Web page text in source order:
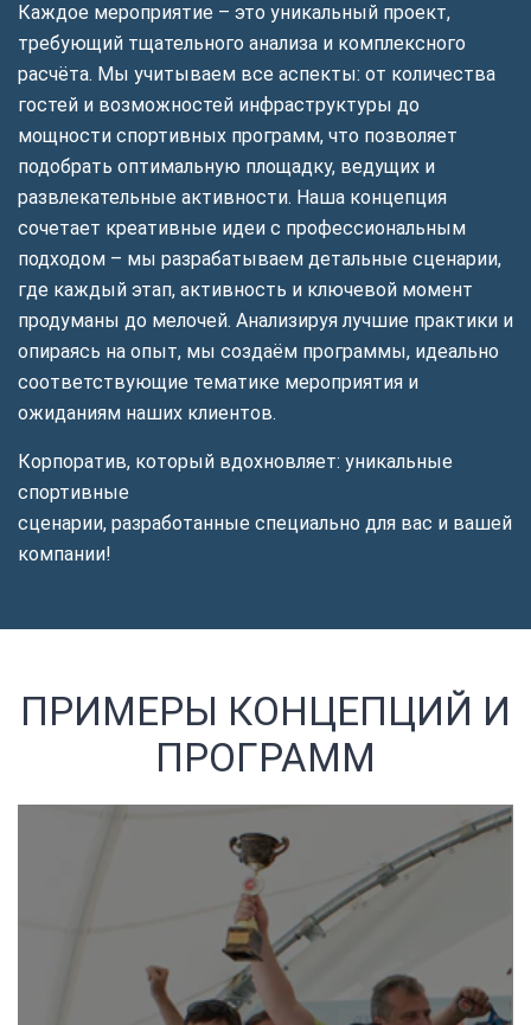
Каждое мероприятие – это уникальный проект,
требующий тщательного анализа и комплексного
расчёта. Мы учитываем все аспекты: от количества
гостей и возможностей инфраструктуры до
мощности спортивных программ, что позволяет
подобрать оптимальную площадку, ведущих и
развлекательные активности. Наша концепция
сочетает креативные идеи с профессиональным
подходом – мы разрабатываем детальные сценарии,
где каждый этап, активность и ключевой момент
продуманы до мелочей. Анализируя лучшие практики и
опираясь на опыт, мы создаём программы, идеально
соответствующие тематике мероприятия и
ожиданиям наших клиентов.
Корпоратив, который вдохновляет: уникальные
спортивные
сценарии, разработанные специально для вас и вашей
компании!
ПРИМЕРЫ КОНЦЕПЦИЙ И
ПРОГРАММ